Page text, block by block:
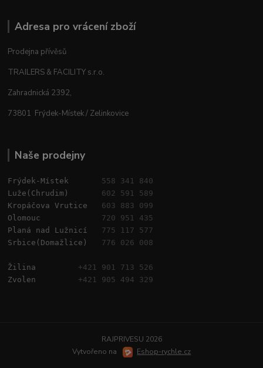
Adresa pro vrácení zboží
Prodejna přívěsů
TRAILERS & FACILITY s.r.o.
Zahradnická 2392,
73801 Frýdek-Místek / Zelinkovice
Naše prodejny
Frýdek-Místek 558 341 840
Luže(Chrudim) 602 591 589
Kropáčova Vrutice 603 883 099
Olomouc 720 951 435
Planá nad Lužnicí 775 117 577
Srbice(Domažlice) 776 026 008
Žilina +421 901 713 526
Zvolen +421 905 494 329
RAJPRIVESU 2026
Vytvořeno na
Eshop-rychle.cz